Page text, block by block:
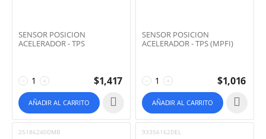
SENSOR POSICION
ACELERADOR - TPS
+
− $1,417
AÑADIR AL CARRITO
SENSOR POSICION
ACELERADOR - TPS (MPFI)
+
− $1,016
AÑADIR AL CARRITO
25186240DMB 93356162DEL